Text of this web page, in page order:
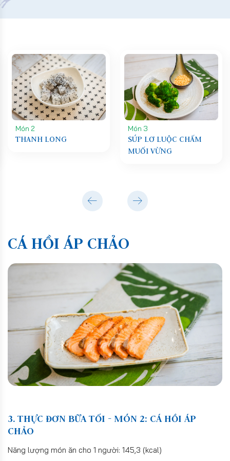
Món 2
THANH LONG
Món 3
SÚP LƠ LUỘC CHẤM
MUỐI VỪNG
CÁ HỒI ÁP CHẢO
3. THỰC ĐƠN BỮA TỐI - MÓN 2: CÁ HỒI ÁP
CHẢO
Năng lượng món ăn cho 1 người: 145,3 (kcal)